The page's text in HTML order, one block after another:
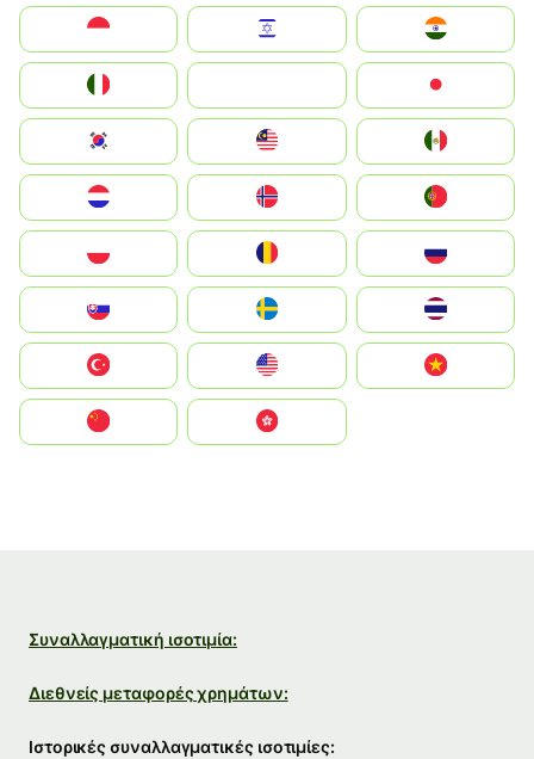
South Korea
United States
中國香港特別行政區
Συναλλαγματική ισοτιμία:
Διεθνείς μεταφορές χρημάτων:
Ιστορικές συναλλαγματικές ισοτιμίες: